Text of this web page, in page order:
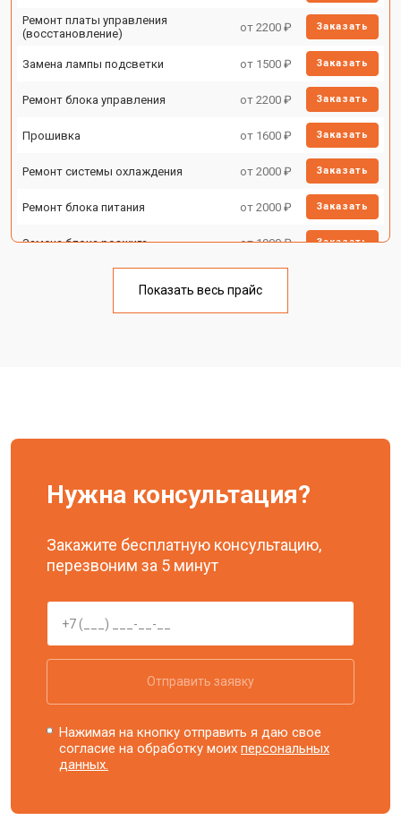
Ремонт платы управления
(восстановление)
от 2200 ₽ Заказать
Замена лампы подсветки от 1500 ₽ Заказать
Ремонт блока управления от 2200 ₽ Заказать
Прошивка от 1600 ₽ Заказать
Ремонт системы охлаждения от 2000 ₽ Заказать
Ремонт блока питания от 2000 ₽ Заказать
Замена блока розжига от 1900 ₽ Заказать
Показать весь прайс
Нужна консультация?
Закажите бесплатную консультацию,
перезвоним за 5 минут
Отправить заявку
Нажимая на кнопку отправить я даю свое
согласие на обработку моихперсональных
данных.